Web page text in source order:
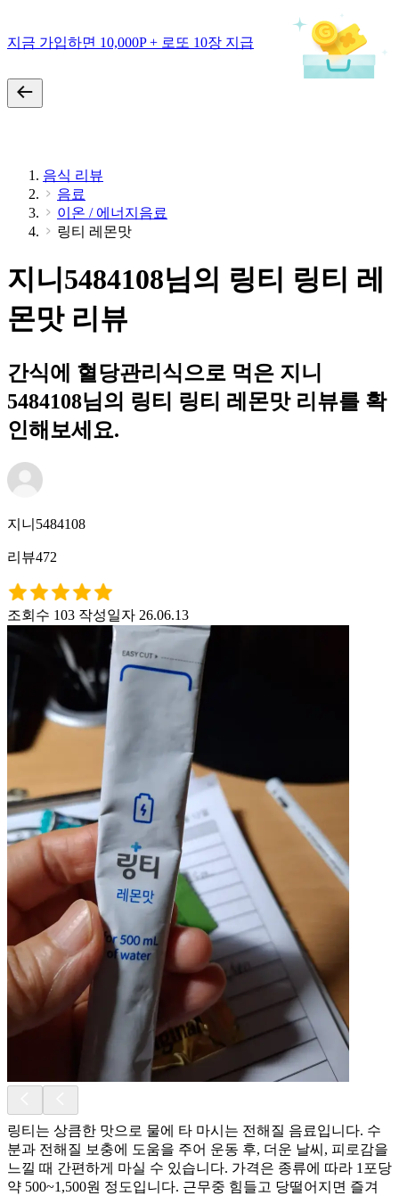
지금 가입하면 10,000P + 로또 10장 지급
음식 리뷰
음료
이온 / 에너지음료
링티 레몬맛
지니5484108님의 링티 링티 레
몬맛 리뷰
간식에 혈당관리식으로 먹은 지니
5484108님의 링티 링티 레몬맛 리뷰를 확
인해보세요.
지니5484108
리뷰472
조회수 103 작성일자 26.06.13
링티는 상큼한 맛으로 물에 타 마시는 전해질 음료입니다. 수
분과 전해질 보충에 도움을 주어 운동 후, 더운 날씨, 피로감을
느낄 때 간편하게 마실 수 있습니다. 가격은 종류에 따라 1포당
약 500~1,500원 정도입니다. 근무중 힘들고 당떨어지면 즐겨